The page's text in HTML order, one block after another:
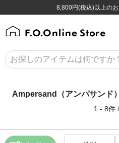
8,800円(税込)以上の
ほぼ全品半額！！8/12(
8,800円(税込)以上の
ほぼ全品半額！！8/12(
Ampersand（アンパサンド
1 - 8件